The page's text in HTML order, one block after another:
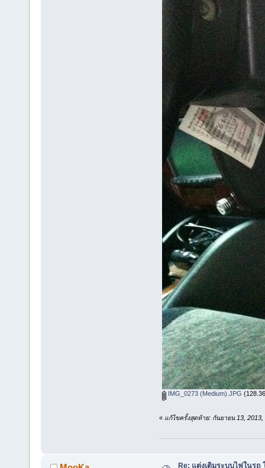
IMG_0273 (Medium).JPG
« แก้ไขครั้งสุดท้าย: กันยายน 13,
Re: แต่งเติมระบบไฟในรถ